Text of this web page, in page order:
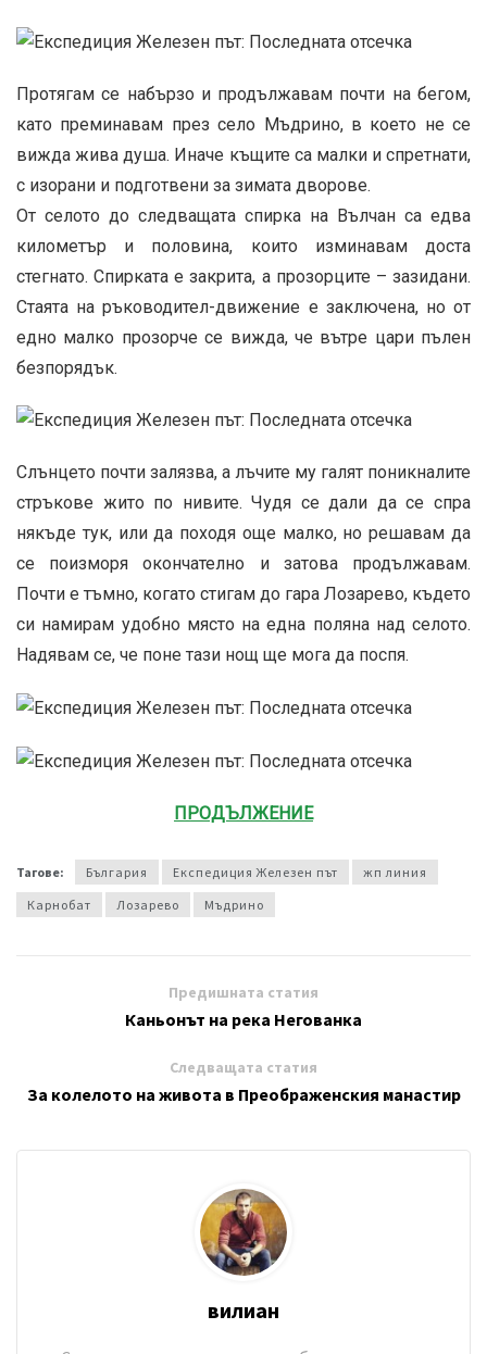
Протягам се набързо и продължавам почти на бегом,
като преминавам през село Мъдрино, в което не се
вижда жива душа. Иначе къщите са малки и спретнати,
с изорани и подготвени за зимата дворове.
От селото до следващата спирка на Вълчан са едва
километър и половина, които изминавам доста
стегнато. Спирката е закрита, а прозорците – зазидани.
Стаята на ръководител-движение е заключена, но от
едно малко прозорче се вижда, че вътре цари пълен
безпорядък.
Слънцето почти залязва, а лъчите му галят поникналите
стръкове жито по нивите. Чудя се дали да се спра
някъде тук, или да походя още малко, но решавам да
се поизморя окончателно и затова продължавам.
Почти е тъмно, когато стигам до гара Лозарево, където
си намирам удобно място на една поляна над селото.
Надявам се, че поне тази нощ ще мога да поспя.
ПРОДЪЛЖЕНИЕ
Тагове: България Експедиция Железен път
жп линия
Карнобат
Лозарево Мъдрино
Предишната статия
Каньонът на река Негованка
Следващата статия
За колелото на живота в Преображенския манастир
вилиан